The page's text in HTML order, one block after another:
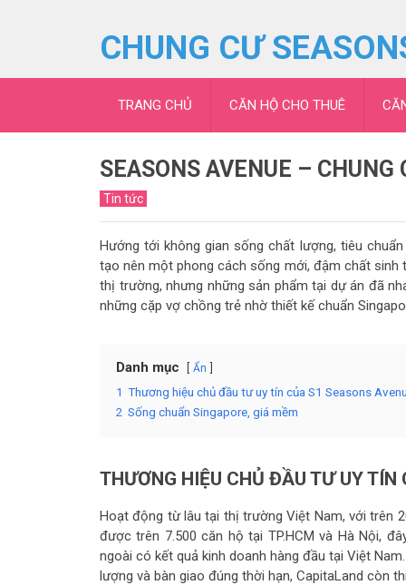
CHUNG CƯ
TRANG CHỦ CĂN HỘ CHO THUÊ
SEASONS AVENUE –
Tin tức
Hướng tới không gian sống chất lượng, tiêu
tạo nên một phong cách sống mới, đậm chất sinh
thị trường, nhưng những sản phẩm tại dự án đã
những cặp vợ chồng trẻ nhờ thiết kế chuẩn
Danh mục Ẩn
1 Thương hiệu chủ đầu tư uy tín của S1 Seasons
2 Sống chuẩn Singapore, giá mềm
THƯƠNG HIỆU CHỦ ĐẦU TƯ UY
Hoạt động từ lâu tại thị trường Việt Nam, với trên
được trên 7.500 căn hộ tại TP.HCM và Hà Nội,
ngoài có kết quả kinh doanh hàng đầu tại Việt
lượng và bàn giao đúng thời hạn, CapitaLand còn